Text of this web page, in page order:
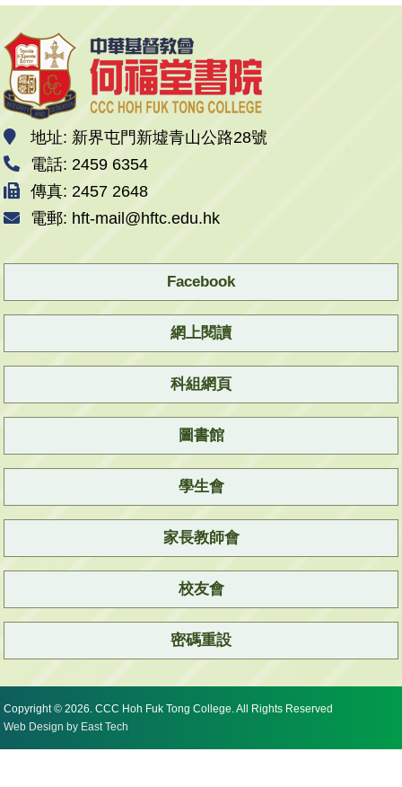
地址: 新界屯門新墟青山公路28號
電話: 2459 6354
傳真: 2457 2648
電郵: hft-mail@hftc.edu.hk
Facebook
網上閱讀
科組網頁
圖書館
學生會
家長教師會
校友會
密碼重設
Copyright © 2026. CCC Hoh Fuk Tong College. All Rights Reserved
Web Design by East Tech